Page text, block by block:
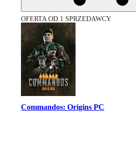
OFERTA OD 1 SPRZEDAWCY
Commandos: Origins PC